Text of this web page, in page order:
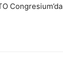
Congresium’da